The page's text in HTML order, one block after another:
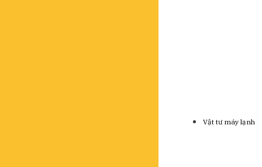
Vật tư máy lạnh